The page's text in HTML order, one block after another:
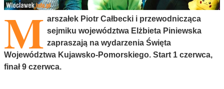
M arszałek Piotr Całbecki i przewodnicząca
sejmiku województwa Elżbieta Piniewska
zapraszają na wydarzenia Święta
Województwa Kujawsko-Pomorskiego. Start 1 czerwca,
finał 9 czerwca.